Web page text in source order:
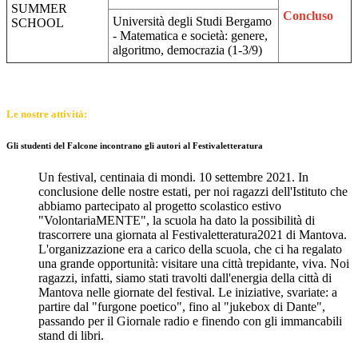
SUMMER
SCHOOL
Concluso
Università degli Studi Bergamo
- Matematica e società: genere,
algoritmo, democrazia (1-3/9)
Le nostre attività:
Gli studenti del Falcone incontrano gli autori al Festivaletteratura
Un festival, centinaia di mondi. 10 settembre 2021. In
conclusione delle nostre estati, per noi ragazzi dell'Istituto che
abbiamo partecipato al progetto scolastico estivo
"VolontariaMENTE", la scuola ha dato la possibilità di
trascorrere una giornata al Festivaletteratura2021 di Mantova.
L'organizzazione era a carico della scuola, che ci ha regalato
una grande opportunità: visitare una città trepidante, viva. Noi
ragazzi, infatti, siamo stati travolti dall'energia della città di
Mantova nelle giornate del festival. Le iniziative, svariate: a
partire dal "furgone poetico", fino al "jukebox di Dante",
passando per il Giornale radio e finendo con gli immancabili
stand di libri.